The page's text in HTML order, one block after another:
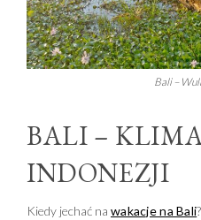
Bali –
BALI –
INDONEZJI
Kiedy jechać na wakacje na Bali